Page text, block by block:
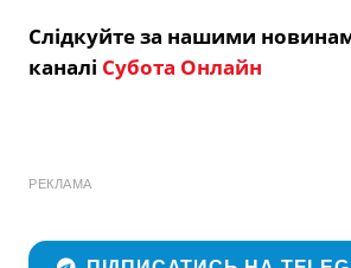
Слідкуйте за нашими
каналі Субота Онлайн
РЕКЛАМА